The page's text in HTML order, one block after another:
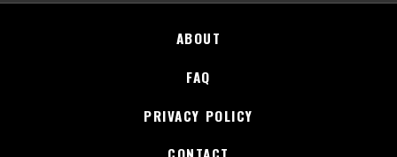
ABOUT
FAQ
PRIVACY POLICY